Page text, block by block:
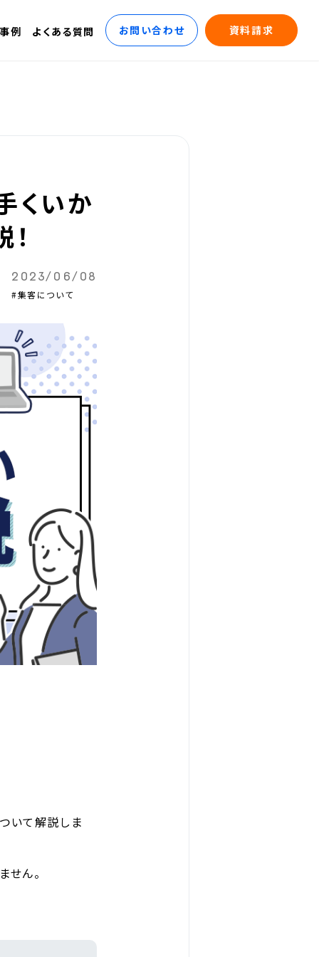
例 よくある質問 お問い合わせ 資料請求
くいか
2023/06/08
#集客について
いて解説しま
ん。